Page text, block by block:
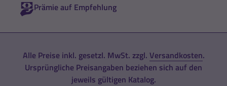
Prämie auf Empfehlung
Alle Preise inkl. gesetzl. MwSt. zzgl. Versandkosten.
Ursprüngliche Preisangaben beziehen sich auf den
jeweils gültigen Katalog.